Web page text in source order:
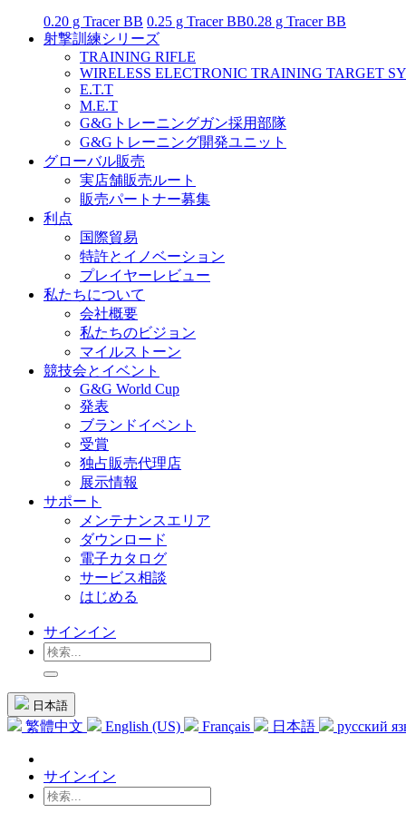
0.20 g Tracer BB 0.25 g Tracer BB0.28 g Tracer BB
射撃訓練シリーズ
TRAINING RIFLE
WIRELESS ELECTRONIC TRAINING TARGET
E.T.T
M.E.T
G&Gトレーニングガン採用部隊
G&Gトレーニング開発ユニット
グローバル販売
実店舗販売ルート
販売パートナー募集
利点
国際貿易
特許とイノベーション
プレイヤーレビュー
私たちについて
会社概要
私たちのビジョン
マイルストーン
競技会とイベント
G&G World Cup
発表
ブランドイベント
受賞
独占販売代理店
展示情報
サポート
メンテナンスエリア
ダウンロード
電子カタログ
サービス相談
はじめる
サインイン
日本語
繁體中文 English (US) Français 日本語 русский
サインイン